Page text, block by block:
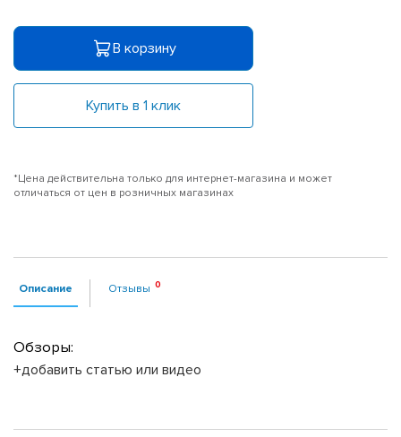
В корзину
Купить в 1 клик
*Цена действительна только для интернет-магазина и может
отличаться от цен в розничных магазинах
Описание Отзывы
Обзоры:
+добавить статью или видео